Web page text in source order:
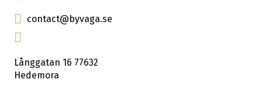
contact@byvaga.se
Långgatan 16 77632
Hedemora